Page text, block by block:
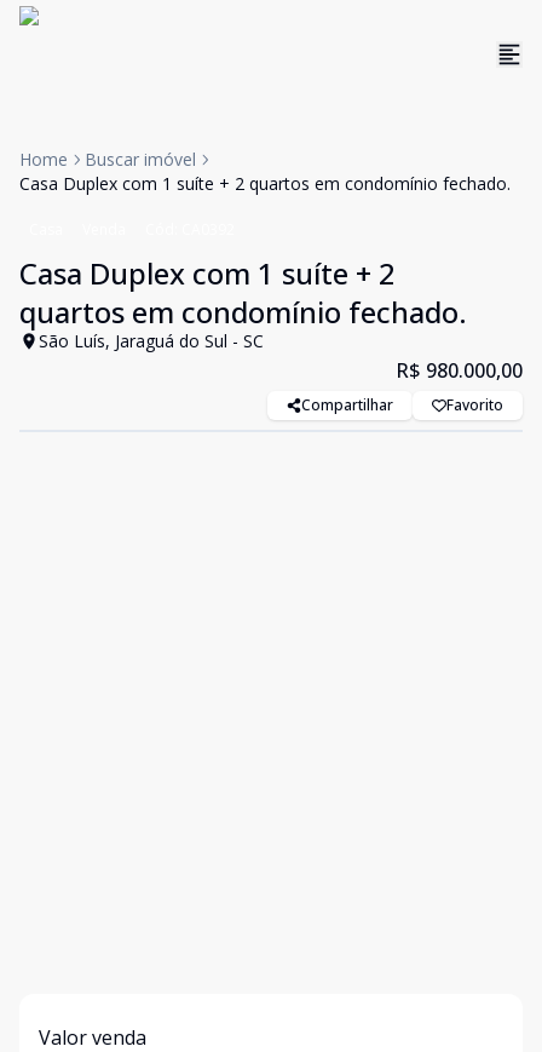
Home
Buscar imóvel
Casa Duplex com 1 suíte + 2 quartos em condomínio fechado.
Casa Duplex com 1 suíte + 2
quartos em condomínio fechado.
São Luís, Jaraguá do Sul - SC
R$ 980.000,00
Compartilhar Favorito
Valor venda